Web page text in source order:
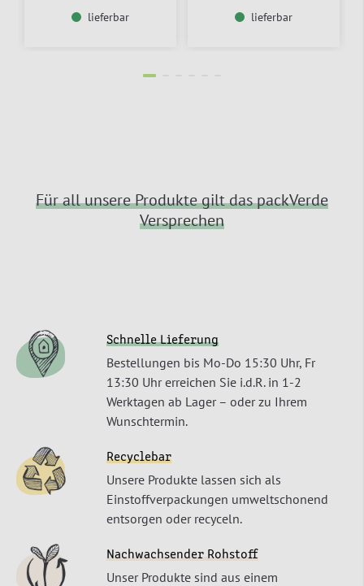
lieferbar lieferbar
Für all unsere Produkte gilt das packVerde
Versprechen
Schnelle Lieferung
Bestellungen bis Mo-Do 15:30 Uhr, Fr
13:30 Uhr erreichen Sie i.d.R. in 1-2
Werktagen ab Lager – oder zu Ihrem
Wunschtermin.
Recyclebar
Unsere Produkte lassen sich als
Einstoffverpackungen umweltschonend
entsorgen oder recyceln.
Nachwachsender Rohstoff
Unser Produkte sind aus einem